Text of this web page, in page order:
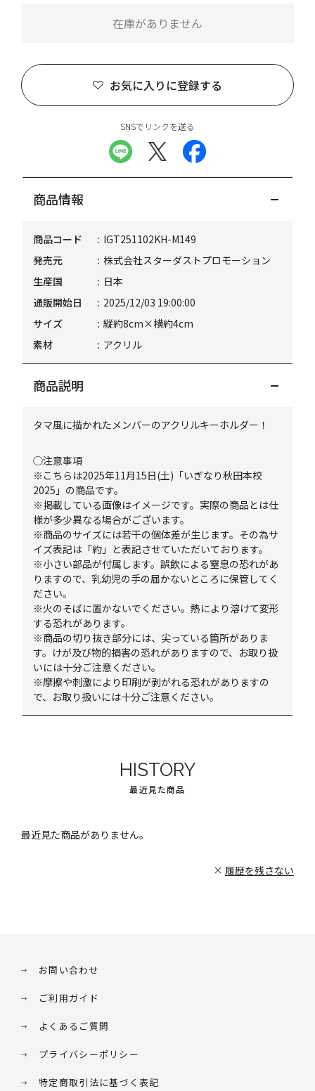
お気に入りに登録する
在庫がありません
SNSでリンクを送る
商品情報
商品コード
IGT251102KH-M149
発売元
株式会社スターダストプロモーション
生産国
日本
通販開始日
2025/12/03 19:00:00
サイズ
縦約8cm×横約4cm
素材
アクリル
商品説明
タマ風に描かれたメンバーのアクリルキーホルダー！
◯注意事項
※こちらは2025年11月15日(土)「いぎなり秋田本校
2025」の商品です。
※掲載している画像はイメージです。実際の商品とは仕
様が多少異なる場合がございます。
※商品のサイズには若干の個体差が生じます。その為サ
イズ表記は「約」と表記させていただいております。
※小さい部品が付属します。誤飲による窒息の恐れがあ
りますので、乳幼児の手の届かないところに保管してく
ださい。
※火のそばに置かないでください。熱により溶けて変形
する恐れがあります。
※商品の切り抜き部分には、尖っている箇所がありま
す。けが及び物的損害の恐れがありますので、お取り扱
いには十分ご注意ください。
※摩擦や刺激により印刷が剥がれる恐れがありますの
で、お取り扱いには十分ご注意ください。
HISTORY
最近見た商品
最近見た商品がありません。
履歴を残さない
お問い合わせ
ご利用ガイド
よくあるご質問
プライバシーポリシー
特定商取引法に基づく表記